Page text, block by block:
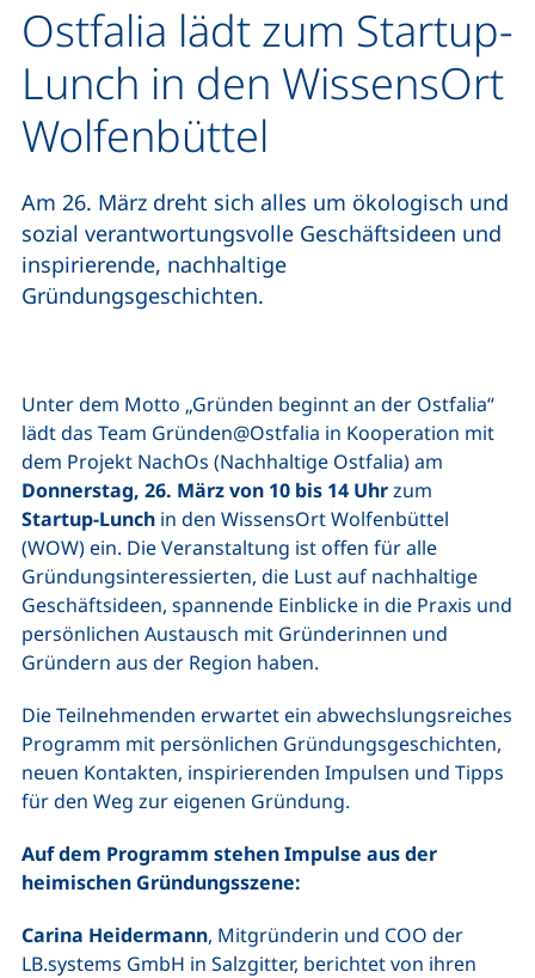
Ostfalia lädt zum Startup-
Lunch in den WissensOrt
Wolfenbüttel
Am 26. März dreht sich alles um ökologisch und
sozial verantwortungsvolle Geschäftsideen und
inspirierende, nachhaltige
Gründungsgeschichten.
Unter dem Motto „Gründen beginnt an der Ostfalia“
lädt das Team Gründen@Ostfalia in Kooperation mit
dem Projekt NachOs (Nachhaltige Ostfalia) am
Donnerstag, 26. März von 10 bis 14 Uhrzum
Startup-Lunch in den WissensOrt Wolfenbüttel
(WOW) ein. Die Veranstaltung ist offen für alle
Gründungsinteressierten, die Lust auf nachhaltige
Geschäftsideen, spannende Einblicke in die Praxis und
persönlichen Austausch mit Gründerinnen und
Gründern aus der Region haben.
Die Teilnehmenden erwartet ein abwechslungsreiches
Programm mit persönlichen Gründungsgeschichten,
neuen Kontakten, inspirierenden Impulsen und Tipps
für den Weg zur eigenen Gründung.
Auf dem Programm stehen Impulse aus der
heimischen Gründungsszene:
Carina Heidermann, Mitgründerin und COO der
LB.systems GmbH in Salzgitter, berichtet von ihren